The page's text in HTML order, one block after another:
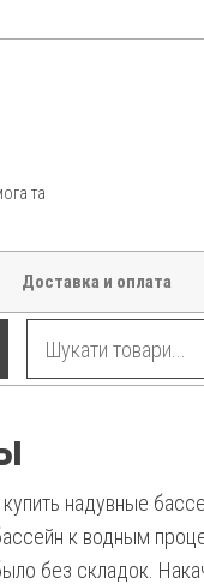
та
Доставка и оплата
надувные
к водным
без складок.